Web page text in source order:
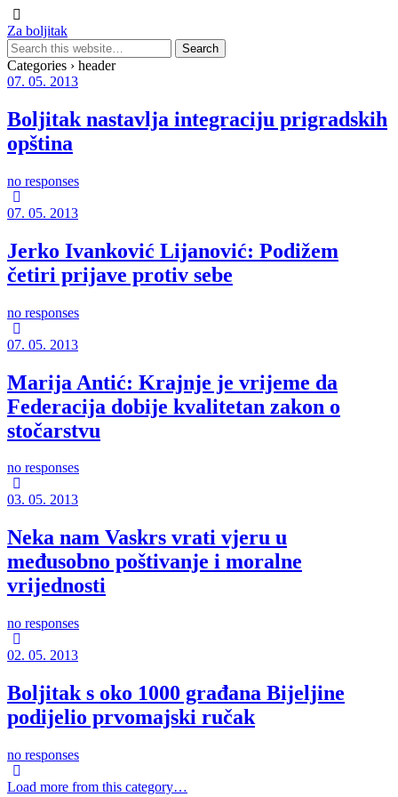
Za boljitak
Categories › header
07. 05. 2013
Boljitak nastavlja integraciju prigradskih
opština
no responses
07. 05. 2013
Jerko Ivanković Lijanović: Podižem
četiri prijave protiv sebe
no responses
07. 05. 2013
Marija Antić: Krajnje je vrijeme da
Federacija dobije kvalitetan zakon o
stočarstvu
no responses
03. 05. 2013
Neka nam Vaskrs vrati vjeru u
međusobno poštivanje i moralne
vrijednosti
no responses
02. 05. 2013
Boljitak s oko 1000 građana Bijeljine
podijelio prvomajski ručak
no responses
Load more from this category…